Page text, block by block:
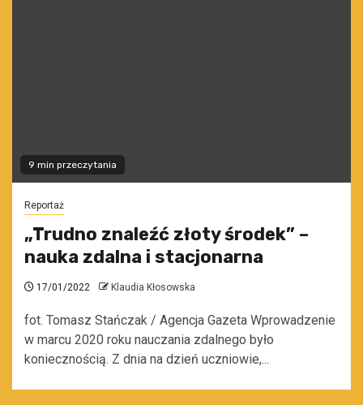
9 min przeczytania
Reportaż
„Trudno znaleźć złoty środek” –
nauka zdalna i stacjonarna
17/01/2022 Klaudia Kłosowska
fot. Tomasz Stańczak / Agencja Gazeta Wprowadzenie
w marcu 2020 roku nauczania zdalnego było
koniecznością. Z dnia na dzień uczniowie,...